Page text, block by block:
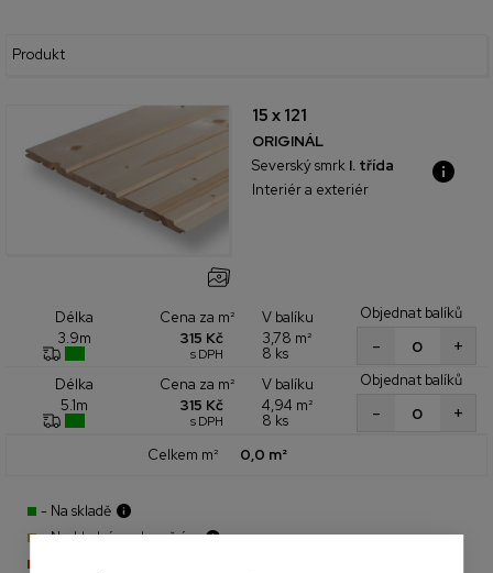
Produkt
15 x 121
ORIGINÁL
Severský smrk I. třída
Interiér a exteriér
Délka
3.9m
Cena za m²
315 Kč
s DPH
V balíku
3,78 m²
8 ks
Objednat balíků
+
-
Délka
5.1m
Cena za m²
315 Kč
s DPH
V balíku
4,94 m²
8 ks
Objednat balíků
+
-
Celkem m² 0,0 m²
- Na skladě
- Naskladníme do měsíce